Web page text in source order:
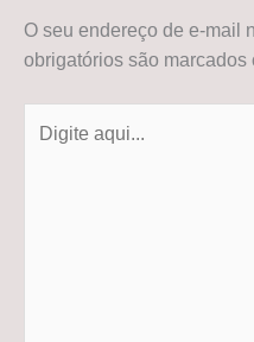
O seu endereço de e-mail
obrigatórios são marcados
aqui...